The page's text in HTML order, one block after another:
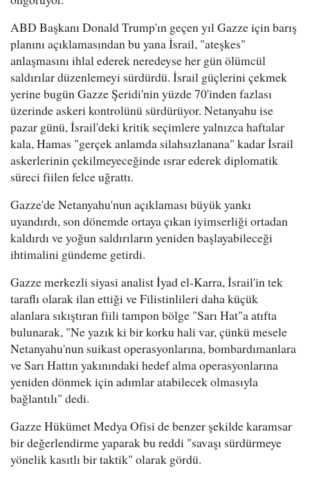
ABD Başkanı Donald Trump'ın geçen yıl Gazze için barış
planını açıklamasından bu yana İsrail, "ateşkes"
anlaşmasını ihlal ederek neredeyse her gün ölümcül
saldırılar düzenlemeyi sürdürdü. İsrail güçlerini çekmek
yerine bugün Gazze Şeridi'nin yüzde 70'inden fazlası
üzerinde askeri kontrolünü sürdürüyor. Netanyahu ise
pazar günü, İsrail'deki kritik seçimlere yalnızca haftalar
kala, Hamas "gerçek anlamda silahsızlanana" kadar İsrail
askerlerinin çekilmeyeceğinde ısrar ederek diplomatik
süreci fiilen felce uğrattı.
Gazze'de Netanyahu'nun açıklaması büyük yankı
uyandırdı, son dönemde ortaya çıkan iyimserliği ortadan
kaldırdı ve yoğun saldırıların yeniden başlayabileceği
ihtimalini gündeme getirdi.
Gazze merkezli siyasi analist İyad el-Karra, İsrail'in tek
taraflı olarak ilan ettiği ve Filistinlileri daha küçük
alanlara sıkıştıran fiili tampon bölge "Sarı Hat"a atıfta
bulunarak, "Ne yazık ki bir korku hali var, çünkü mesele
Netanyahu'nun suikast operasyonlarına, bombardımanlara
ve Sarı Hattın yakınındaki hedef alma operasyonlarına
yeniden dönmek için adımlar atabilecek olmasıyla
bağlantılı" dedi.
Gazze Hükümet Medya Ofisi de benzer şekilde karamsar
bir değerlendirme yaparak bu reddi "savaşı sürdürmeye
yönelik kasıtlı bir taktik" olarak gördü.